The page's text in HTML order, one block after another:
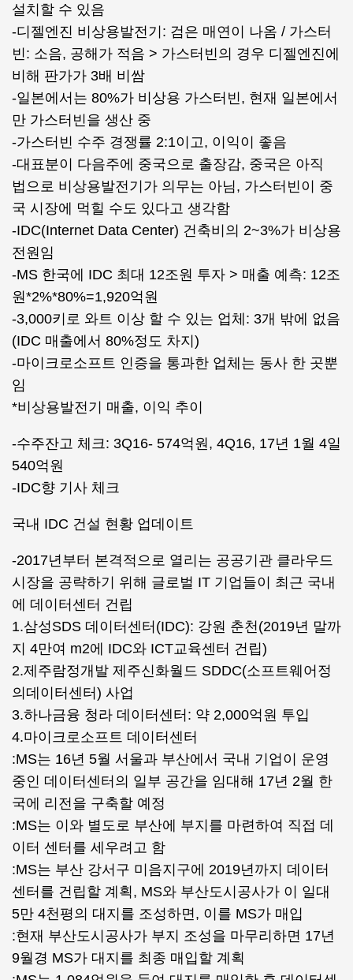
설치할 수 있음
-디젤엔진 비상용발전기: 검은 매연이 나옴 / 가스터
빈: 소음, 공해가 적음 > 가스터빈의 경우 디젤엔진에
비해 판가가 3배 비쌈
-일본에서는 80%가 비상용 가스터빈, 현재 일본에서
만 가스터빈을 생산 중
-가스터빈 수주 경쟁률 2:1이고, 이익이 좋음
-대표분이 다음주에 중국으로 출장감, 중국은 아직
법으로 비상용발전기가 의무는 아님, 가스터빈이 중
국 시장에 먹힐 수도 있다고 생각함
-IDC(Internet Data Center) 건축비의 2~3%가 비상용
전원임
-MS 한국에 IDC 최대 12조원 투자 > 매출 예측: 12조
원*2%*80%=1,920억원
-3,000키로 와트 이상 할 수 있는 업체: 3개 밖에 없음
(IDC 매출에서 80%정도 차지)
-마이크로소프트 인증을 통과한 업체는 동사 한 곳뿐
임
*비상용발전기 매출, 이익 추이
-수주잔고 체크: 3Q16- 574억원, 4Q16, 17년 1월 4일
540억원
-IDC향 기사 체크
국내 IDC 건설 현황 업데이트
-2017년부터 본격적으로 열리는 공공기관 클라우드
시장을 공략하기 위해 글로벌 IT 기업들이 최근 국내
에 데이터센터 건립
1.삼성SDS 데이터센터(IDC): 강원 춘천(2019년 말까
지 4만여 m2에 IDC와 ICT교육센터 건립)
2.제주람정개발 제주신화월드 SDDC(소프트웨어정
의데이터센터) 사업
3.하나금융 청라 데이터센터: 약 2,000억원 투입
4.마이크로소프트 데이터센터
:MS는 16년 5월 서울과 부산에서 국내 기업이 운영
중인 데이터센터의 일부 공간을 임대해 17년 2월 한
국에 리전을 구축할 예정
:MS는 이와 별도로 부산에 부지를 마련하여 직접 데
이터 센터를 세우려고 함
:MS는 부산 강서구 미음지구에 2019년까지 데이터
센터를 건립할 계획, MS와 부산도시공사가 이 일대
5만 4천평의 대지를 조성하면, 이를 MS가 매입
:현재 부산도시공사가 부지 조성을 마무리하면 17년
9월경 MS가 대지를 최종 매입할 계획